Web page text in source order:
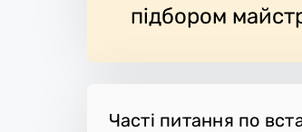
підбором
Часті питання по